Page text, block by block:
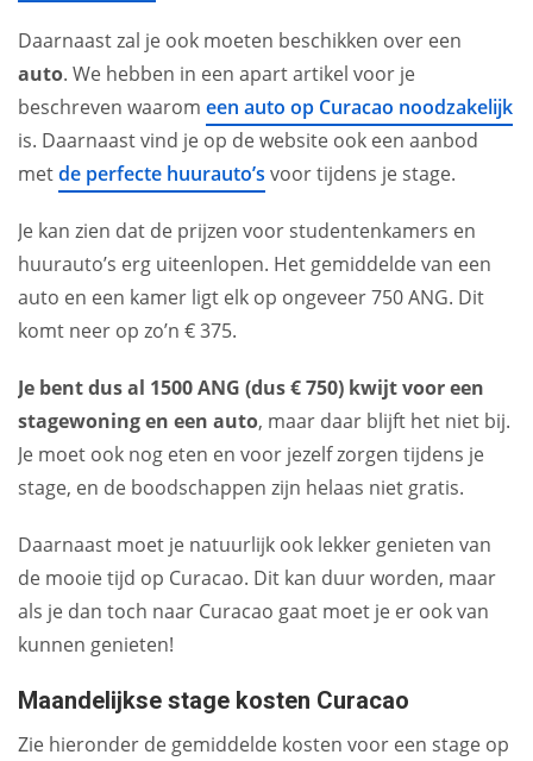
Daarnaast zal je ook moeten beschikken over een
auto. We hebben in een apart artikel voor je
beschreven waarom een auto op Curacao noodzakelijk
is. Daarnaast vind je op de website ook een aanbod
metde perfecte huurauto’s voor tijdens je stage.
Je kan zien dat de prijzen voor studentenkamers en
huurauto’s erg uiteenlopen. Het gemiddelde van een
auto en een kamer ligt elk op ongeveer 750 ANG. Dit
komt neer op zo’n € 375.
Je bent dus al 1500 ANG (dus € 750) kwijt voor een
stagewoning en een auto, maar daar blijft het niet bij.
Je moet ook nog eten en voor jezelf zorgen tijdens je
stage, en de boodschappen zijn helaas niet gratis.
Daarnaast moet je natuurlijk ook lekker genieten van
de mooie tijd op Curacao. Dit kan duur worden, maar
als je dan toch naar Curacao gaat moet je er ook van
kunnen genieten!
Maandelijkse stage kosten Curacao
Zie hieronder de gemiddelde kosten voor een stage op